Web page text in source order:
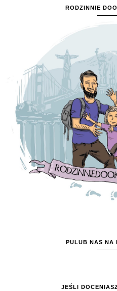
RODZINNIE
PULUB NAS NA
JEŚLI